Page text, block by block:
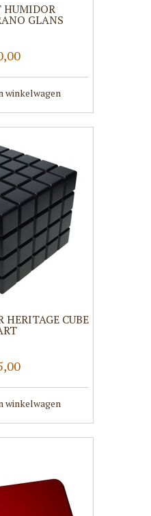
HUMIDOR
GLANS
winkelwagen
CUBE
winkelwagen